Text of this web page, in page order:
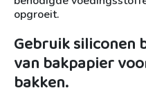
opgroeit.
Gebruik siliconen
van bakpapier
bakken.